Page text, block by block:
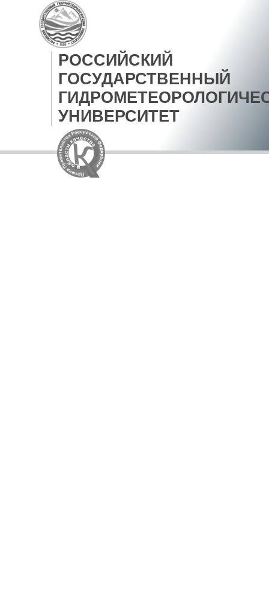
РОССИЙСКИЙ
ГОСУДАРСТВЕННЫЙ
УНИВЕРСИТЕТ